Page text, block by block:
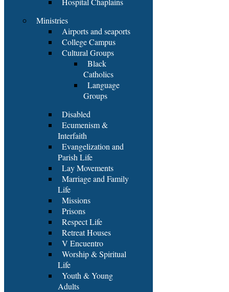
Ministries
Airports and seaports
College Campus
Cultural Groups
Black
Catholics
Language
Groups
Disabled
Ecumenism &
Interfaith
Evangelization and
Parish Life
Lay Movements
Marriage and Family
Life
Missions
Prisons
Respect Life
Retreat Houses
V Encuentro
Worship & Spiritual
Life
Youth & Young
Adults